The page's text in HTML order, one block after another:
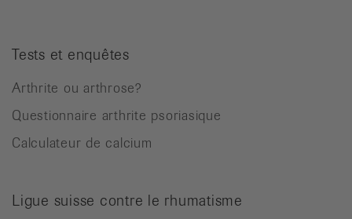
Tests et enquêtes
Arthrite ou arthrose?
Questionnaire arthrite psoriasique
Calculateur de calcium
Ligue suisse contre le rhumatisme